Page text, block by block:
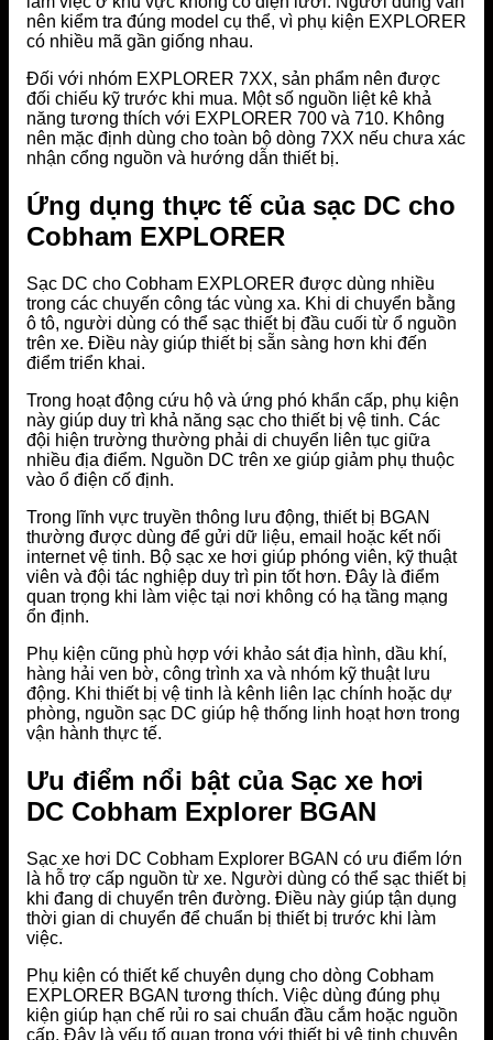
nên kiểm tra đúng model cụ thể, vì phụ kiện EXPLORER
có nhiều mã gần giống nhau.
Đối với nhóm EXPLORER 7XX, sản phẩm nên được
đối chiếu kỹ trước khi mua. Một số nguồn liệt kê khả
năng tương thích với EXPLORER 700 và 710. Không
nên mặc định dùng cho toàn bộ dòng 7XX nếu chưa xác
nhận cổng nguồn và hướng dẫn thiết bị.
Ứng dụng thực tế của sạc DC cho
Cobham EXPLORER
Sạc DC cho Cobham EXPLORER được dùng nhiều
trong các chuyến công tác vùng xa. Khi di chuyển bằng
ô tô, người dùng có thể sạc thiết bị đầu cuối từ ổ nguồn
trên xe. Điều này giúp thiết bị sẵn sàng hơn khi đến
điểm triển khai.
Trong hoạt động cứu hộ và ứng phó khẩn cấp, phụ kiện
này giúp duy trì khả năng sạc cho thiết bị vệ tinh. Các
đội hiện trường thường phải di chuyển liên tục giữa
nhiều địa điểm. Nguồn DC trên xe giúp giảm phụ thuộc
vào ổ điện cố định.
Trong lĩnh vực truyền thông lưu động, thiết bị BGAN
thường được dùng để gửi dữ liệu, email hoặc kết nối
internet vệ tinh. Bộ sạc xe hơi giúp phóng viên, kỹ thuật
viên và đội tác nghiệp duy trì pin tốt hơn. Đây là điểm
quan trọng khi làm việc tại nơi không có hạ tầng mạng
ổn định.
Phụ kiện cũng phù hợp với khảo sát địa hình, dầu khí,
hàng hải ven bờ, công trình xa và nhóm kỹ thuật lưu
động. Khi thiết bị vệ tinh là kênh liên lạc chính hoặc dự
phòng, nguồn sạc DC giúp hệ thống linh hoạt hơn trong
vận hành thực tế.
Ưu điểm nổi bật của Sạc xe hơi
DC Cobham Explorer BGAN
Sạc xe hơi DC Cobham Explorer BGAN có ưu điểm lớn
là hỗ trợ cấp nguồn từ xe. Người dùng có thể sạc thiết bị
khi đang di chuyển trên đường. Điều này giúp tận dụng
thời gian di chuyển để chuẩn bị thiết bị trước khi làm
việc.
Phụ kiện có thiết kế chuyên dụng cho dòng Cobham
EXPLORER BGAN tương thích. Việc dùng đúng phụ
kiện giúp hạn chế rủi ro sai chuẩn đầu cắm hoặc nguồn
cấp. Đây là yếu tố quan trọng với thiết bị vệ tinh chuyên